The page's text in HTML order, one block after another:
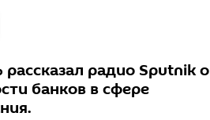
радио Sputnik о
банков в сфере